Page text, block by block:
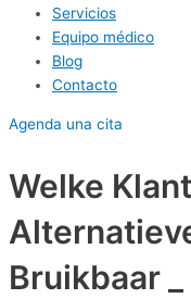
Servicios
Equipo médico
Blog
Contacto
Agenda una cita
Welke
Bruikbaar